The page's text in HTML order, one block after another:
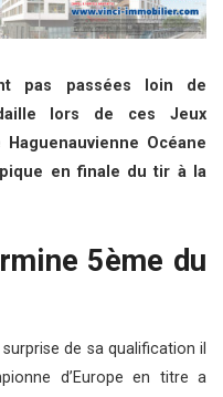
pas passées loin de
lors de ces Jeux
Océane
en finale du tir à la
5ème du
de sa qualification il
d’Europe en titre a